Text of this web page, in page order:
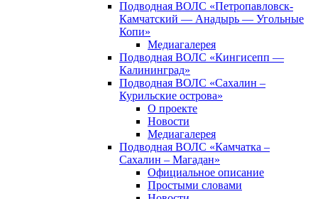
Подводная ВОЛС «Петропавловск-
Камчатский — Анадырь — Угольные
Копи»
Медиагалерея
Подводная ВОЛС «Кингисепп —
Калининград»
Подводная ВОЛС «Сахалин –
Курильские острова»
О проекте
Новости
Медиагалерея
Подводная ВОЛС «Камчатка –
Сахалин – Магадан»
Официальное описание
Простыми словами